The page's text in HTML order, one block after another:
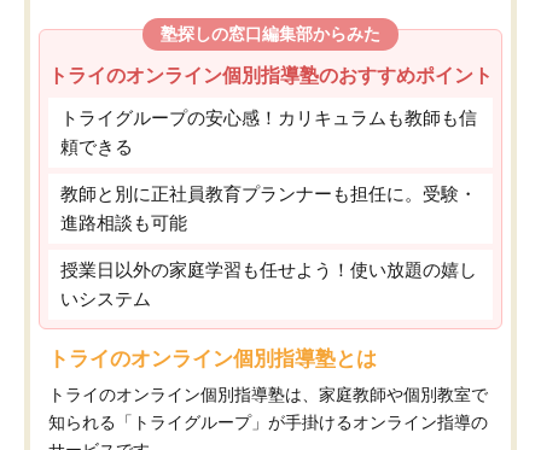
塾探しの窓口編集部からみた
トライのオンライン個別指導塾のおすすめポイント
トライグループの安心感！カリキュラムも教師も信
頼できる
教師と別に正社員教育プランナーも担任に。受験・
進路相談も可能
授業日以外の家庭学習も任せよう！使い放題の嬉し
いシステム
トライのオンライン個別指導塾とは
トライのオンライン個別指導塾は、家庭教師や個別教室で
知られる「トライグループ」が手掛けるオンライン指導の